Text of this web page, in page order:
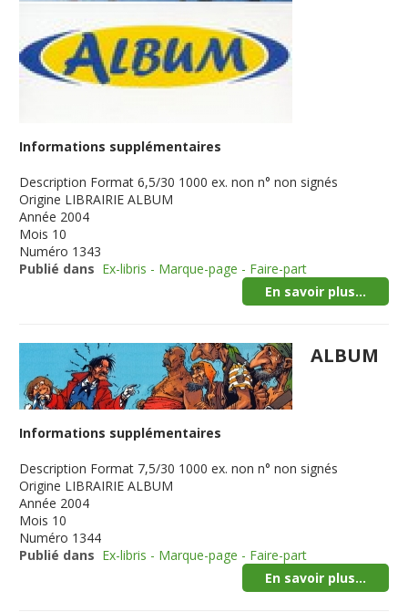
Informations supplémentaires
Description Format 6,5/30 1000 ex. non n° non signés
Origine LIBRAIRIE ALBUM
Année 2004
Mois 10
Numéro 1343
Publié dans Ex-libris - Marque-page - Faire-part
En savoir plus...
ALBUM
Informations supplémentaires
Description Format 7,5/30 1000 ex. non n° non signés
Origine LIBRAIRIE ALBUM
Année 2004
Mois 10
Numéro 1344
Publié dans Ex-libris - Marque-page - Faire-part
En savoir plus...